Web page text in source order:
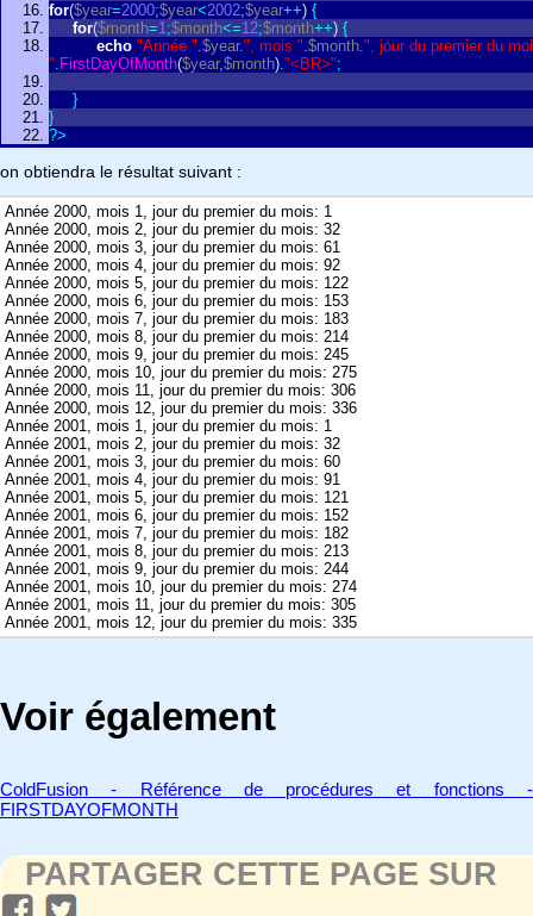
for($year=2000;$year<2002;$year++) {
for($month=1;$month<=12;$month++) {
echo "Année ".$year.", mois ".$month.", jour du premier du
". FirstDayOfMonth($year,$month)."<BR>";
}
}
?>
on obtiendra le résultat suivant :
Année 2000, mois 1, jour du premier du mois: 1
Année 2000, mois 2, jour du premier du mois: 32
Année 2000, mois 3, jour du premier du mois: 61
Année 2000, mois 4, jour du premier du mois: 92
Année 2000, mois 5, jour du premier du mois: 122
Année 2000, mois 6, jour du premier du mois: 153
Année 2000, mois 7, jour du premier du mois: 183
Année 2000, mois 8, jour du premier du mois: 214
Année 2000, mois 9, jour du premier du mois: 245
Année 2000, mois 10, jour du premier du mois: 275
Année 2000, mois 11, jour du premier du mois: 306
Année 2000, mois 12, jour du premier du mois: 336
Année 2001, mois 1, jour du premier du mois: 1
Année 2001, mois 2, jour du premier du mois: 32
Année 2001, mois 3, jour du premier du mois: 60
Année 2001, mois 4, jour du premier du mois: 91
Année 2001, mois 5, jour du premier du mois: 121
Année 2001, mois 6, jour du premier du mois: 152
Année 2001, mois 7, jour du premier du mois: 182
Année 2001, mois 8, jour du premier du mois: 213
Année 2001, mois 9, jour du premier du mois: 244
Année 2001, mois 10, jour du premier du mois: 274
Année 2001, mois 11, jour du premier du mois: 305
Année 2001, mois 12, jour du premier du mois: 335
Voir également
ColdFusion - Référence de procédures et fonctions -
FIRSTDAYOFMONTH
PARTAGER CETTE PAGE SUR